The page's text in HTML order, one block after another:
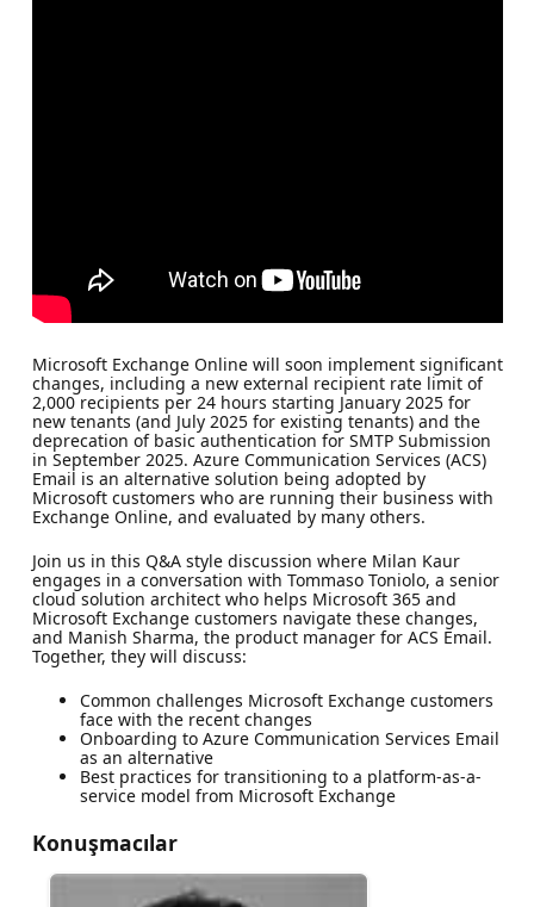
Microsoft Exchange Online will soon implement significant
changes, including a new external recipient rate limit of
2,000 recipients per 24 hours starting January 2025 for
new tenants (and July 2025 for existing tenants) and the
deprecation of basic authentication for SMTP Submission
in September 2025. Azure Communication Services (ACS)
Email is an alternative solution being adopted by
Microsoft customers who are running their business with
Exchange Online, and evaluated by many others.
Join us in this Q&A style discussion where Milan Kaur
engages in a conversation with Tommaso Toniolo, a senior
cloud solution architect who helps Microsoft 365 and
Microsoft Exchange customers navigate these changes,
and Manish Sharma, the product manager for ACS Email.
Together, they will discuss:
Common challenges Microsoft Exchange customers
face with the recent changes
Onboarding to Azure Communication Services Email
as an alternative
Best practices for transitioning to a platform-as-a-
service model from Microsoft Exchange
Konuşmacılar